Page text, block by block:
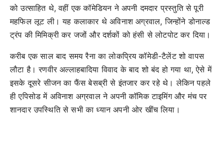
को उत्साहित थे, वहीं एक कॉमेडियन ने अपनी दमदार प्रस्तुति से पूरी
महफिल लूट ली। यह कलाकार थे अविनाश अग्रवाल, जिन्होंने डोनाल्ड
ट्रंप की मिमिक्री कर जजों और दर्शकों को हंसी से लोटपोट कर दिया।
करीब एक साल बाद समय रैना का लोकप्रिय कॉमेडी-टैलेंट शो वापस
लौटा है। रणवीर अल्लाहबादिया विवाद के बाद शो बंद हो गया था, ऐसे में
इसके दूसरे सीजन का फैंस बेसब्री से इंतजार कर रहे थे। लेकिन पहले
ही एपिसोड में अविनाश अग्रवाल ने अपनी कॉमिक टाइमिंग और मंच पर
शानदार उपस्थिति से सभी का ध्यान अपनी ओर खींच लिया।